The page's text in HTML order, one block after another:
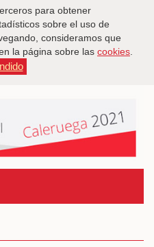
para obtener
sobre el uso de
consideramos que
la página sobre las cookies